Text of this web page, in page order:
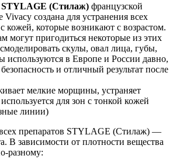
STYLAGE (Cтилаж) французской
создана для устранения всех
кожей, которые возникают с возрастом.
пригодиться некоторые из этих
скулы, овал лица, губы,
используются в Европе и России давно,
и отличный результат после
мелкие морщины, устраняет
для зон с тонкой кожей
линии)
препаратов STYLAGE (Стилаж) —
В зависимости от плотности вещества
разному: